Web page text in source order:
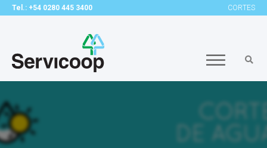
Tel.: +54 0280 445 3400 CORTES